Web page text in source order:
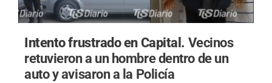
Intento frustrado en Capital. Vecinos
retuvieron a un hombre dentro de un
auto y avisaron a la Policía